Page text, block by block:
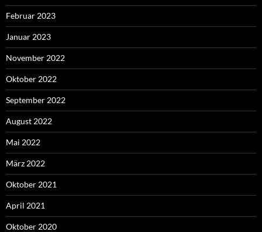
Februar 2023
Januar 2023
November 2022
Oktober 2022
September 2022
August 2022
Mai 2022
März 2022
Oktober 2021
April 2021
Oktober 2020